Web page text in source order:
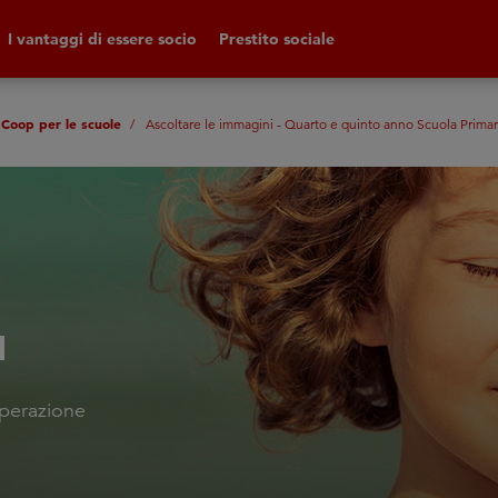
I vantaggi di essere socio Prestito sociale
per le scuole Ascoltare le immagini - Quarto e quinto anno Scuola